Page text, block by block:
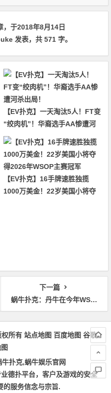
，于2018年8月14日
发表，共 571 字。
【EV扑克】一天淘汰5人！FT变
“绞肉机”！华裔选手AA惨遭河
杀出局！
【EV扑克】16手牌速胜独揽
1000万美金！22岁美国小将夺
下一篇
蜗牛扑克：丹牛在今年WSOP赛季亏了140万刀！
所有 站点地图 百度地图 谷歌
扑克,蜗牛娱乐官网
德扑平台，客户及游戏的安全
的服务信念与宗旨.